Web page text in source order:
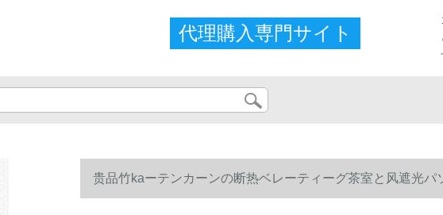
代理購入専門サイト
贵品竹kaーテンカーンの断热ベレーティーグ茶室と风遮光